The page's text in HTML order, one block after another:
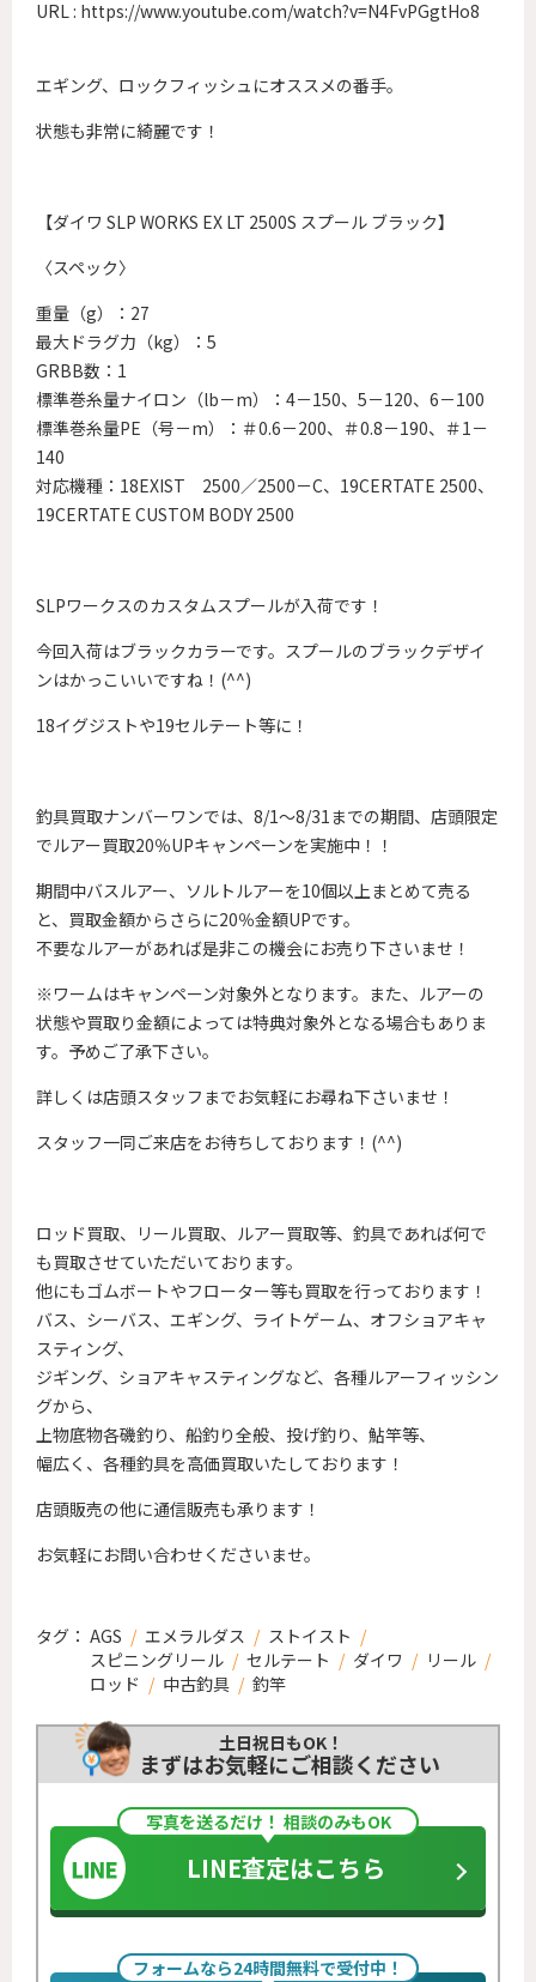
URL : https://www.youtube.com/watch?v=N4FvPGgtHo8
エギング、ロックフィッシュにオススメの番手。
状態も非常に綺麗です！
【ダイワ SLP WORKS EX LT 2500S スプール ブラック】
〈スペック〉
重量（g）：27
最大ドラグ力（kg）：5
GRBB数：1
標準巻糸量ナイロン（lb－m）：4－150、5－120、6－100
標準巻糸量PE（号－m）：＃0.6－200、＃0.8－190、＃1－
140
対応機種：18EXIST 2500／2500－C、19CERTATE 2500、
19CERTATE CUSTOM BODY 2500
SLPワークスのカスタムスプールが入荷です！
今回入荷はブラックカラーです。スプールのブラックデザイ
ンはかっこいいですね！(^^)
18イグジストや19セルテート等に！
釣具買取ナンバーワンでは、8/1～8/31までの期間、店頭限定
でルアー買取20％UPキャンペーンを実施中！！
期間中バスルアー、ソルトルアーを10個以上まとめて売る
と、買取金額からさらに20％金額UPです。
不要なルアーがあれば是非この機会にお売り下さいませ！
※ワームはキャンペーン対象外となります。また、ルアーの
状態や買取り金額によっては特典対象外となる場合もありま
す。予めご了承下さい。
詳しくは店頭スタッフまでお気軽にお尋ね下さいませ！
スタッフ一同ご来店をお待ちしております！(^^)
ロッド買取、リール買取、ルアー買取等、釣具であれば何で
も買取させていただいております。
他にもゴムボートやフローター等も買取を行っております！
バス、シーバス、エギング、ライトゲーム、オフショアキャ
スティング、
ジギング、ショアキャスティングなど、各種ルアーフィッシン
グから、
上物底物各磯釣り、船釣り全般、投げ釣り、鮎竿等、
幅広く、各種釣具を高価買取いたしております！
店頭販売の他に通信販売も承ります！
お気軽にお問い合わせくださいませ。
タグ： AGS / エメラルダス / ストイスト /
スピニングリール / セルテート / ダイワ / リール /
ロッド / 中古釣具 / 釣竿
土日祝日もOK！
まずはお気軽にご相談ください
写真を送るだけ！ 相談のみもOK
LINE査定はこちら
フォームなら24時間無料で受付中！